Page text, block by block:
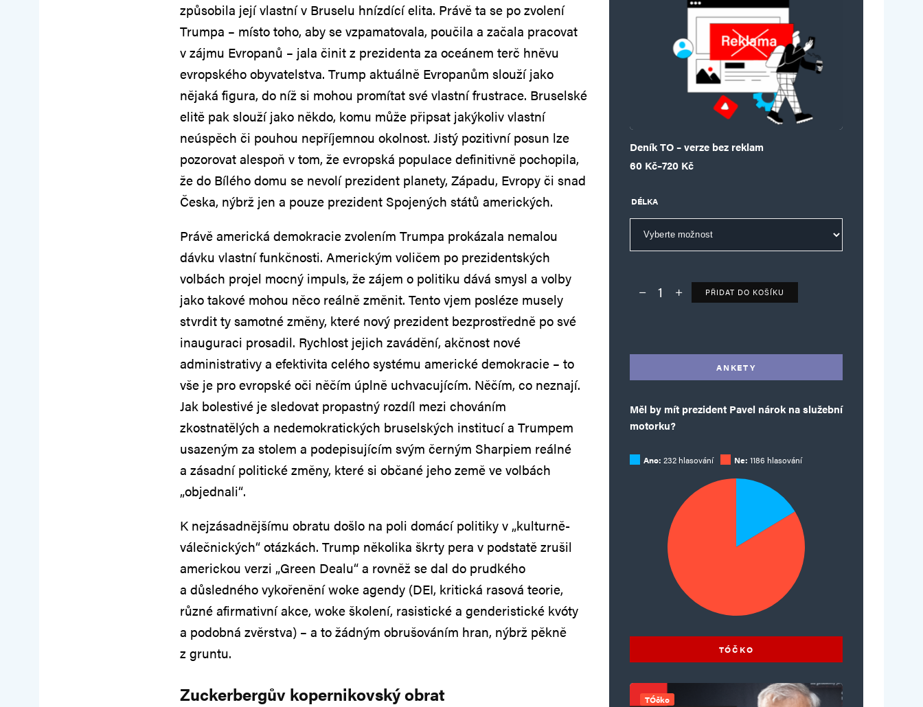
způsobila její vlastní v Bruselu hnízdící elita. Právě ta se po zvolení
Trumpa – místo toho, aby se vzpamatovala, poučila a začala pracovat
v zájmu Evropanů – jala činit z prezidenta za oceánem terč hněvu
evropského obyvatelstva. Trump aktuálně Evropanům slouží jako
nějaká figura, do níž si mohou promítat své vlastní frustrace. Bruselské
elitě pak slouží jako někdo, komu může připsat jakýkoliv vlastní
neúspěch či pouhou nepříjemnou okolnost. Jistý pozitivní posun lze
pozorovat alespoň v tom, že evropská populace definitivně pochopila,
že do Bílého domu se nevolí prezident planety, Západu, Evropy či snad
Česka, nýbrž jen a pouze prezident Spojených států amerických.
Právě americká demokracie zvolením Trumpa prokázala nemalou
dávku vlastní funkčnosti. Americkým voličem po prezidentských
volbách projel mocný impuls, že zájem o politiku dává smysl a volby
jako takové mohou něco reálně změnit. Tento vjem posléze musely
stvrdit ty samotné změny, které nový prezident bezprostředně po své
inauguraci prosadil. Rychlost jejich zavádění, akčnost nové
administrativy a efektivita celého systému americké demokracie – to
vše je pro evropské oči něčím úplně uchvacujícím. Něčím, co neznají.
Jak bolestivé je sledovat propastný rozdíl mezi chováním
zkostnatělých a nedemokratických bruselských institucí a Trumpem
usazeným za stolem a podepisujícím svým černým Sharpiem reálné
a zásadní politické změny, které si občané jeho země ve volbách
„objednali“.
K nejzásadnějšímu obratu došlo na poli domácí politiky v „kulturně-
válečnických“ otázkách. Trump několika škrty pera v podstatě zrušil
americkou verzi „Green Dealu“ a rovněž se dal do prudkého
a důsledného vykořenění woke agendy (DEI, kritická rasová teorie,
různé afirmativní akce, woke školení, rasistické a genderistické kvóty
a podobná zvěrstva) – a to žádným obrušováním hran, nýbrž pěkně
z gruntu.
Zuckerbergův kopernikovský obrat
Deník TO – verze bez reklam
60 Kč–720 Kč
Rozpětí cen: 60 Kč až 720 Kč
DÉLKA
Deník TO – verze bez reklam množství
PŘIDAT DO KOŠÍKU
ANKETY
Měl by mít prezident Pavel nárok na služební
motorku?
Ano: 232 hlasování Ne: 1186 hlasování
TÓČKO
TÓčko